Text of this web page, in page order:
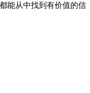
能从中找到有价值的信